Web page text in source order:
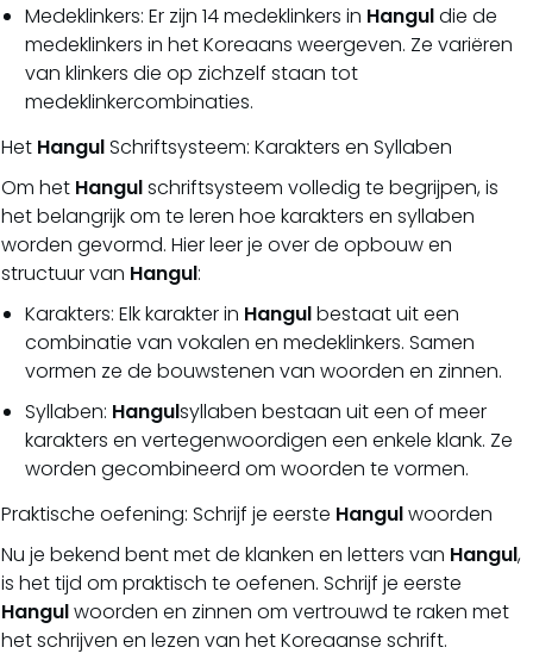
Medeklinkers: Er zijn 14 medeklinkers in Hanguldie de
medeklinkers in het Koreaans weergeven. Ze variëren
van klinkers die op zichzelf staan tot
medeklinkercombinaties.
Het HangulSchriftsysteem: Karakters en Syllaben
Om het Hangulschriftsysteem volledig te begrijpen, is
het belangrijk om te leren hoe karakters en syllaben
worden gevormd. Hier leer je over de opbouw en
structuur van Hangul:
Karakters: Elk karakter in Hangulbestaat uit een
combinatie van vokalen en medeklinkers. Samen
vormen ze de bouwstenen van woorden en zinnen.
Syllaben: Hangulsyllaben bestaan uit een of meer
karakters en vertegenwoordigen een enkele klank. Ze
worden gecombineerd om woorden te vormen.
Praktische oefening: Schrijf je eerste Hangulwoorden
Nu je bekend bent met de klanken en letters van Hangul,
is het tijd om praktisch te oefenen. Schrijf je eerste
Hangulwoorden en zinnen om vertrouwd te raken met
het schrijven en lezen van het Koreaanse schrift.